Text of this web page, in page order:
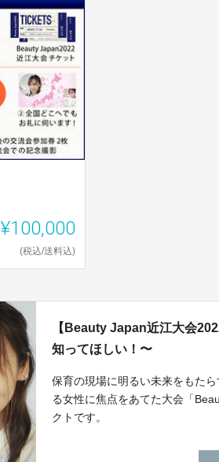
¥100,000
(税込/送料込)
【Beauty Japan近江大会
知ってほしい！〜
保育の現場に明るい未来をもた
る女性に焦点をあてた大会「
クトです。